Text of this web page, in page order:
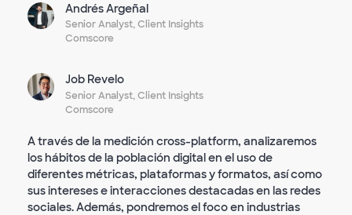
Andrés Argeñal
Senior Analyst, Client Insights
Comscore
Job Revelo
Senior Analyst, Client Insights
Comscore
A través de la medición cross-platform, analizaremos
los hábitos de la población digital en el uso de
diferentes métricas, plataformas y formatos, así como
sus intereses e interacciones destacadas en las redes
sociales. Además, pondremos el foco en industrias